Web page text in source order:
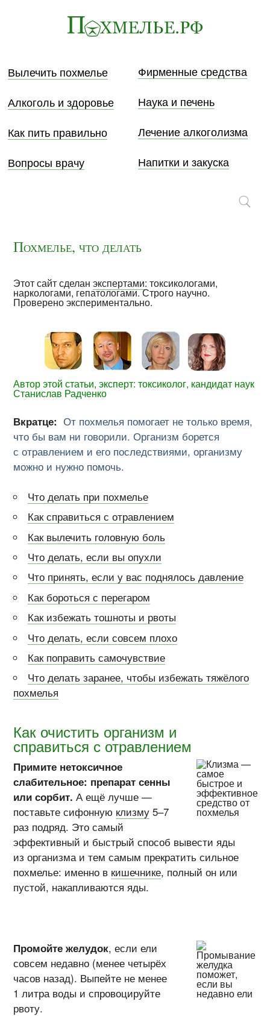
Вылечить похмелье
Фирменные средства
Алкоголь и здоровье
Наука и печень
Как пить правильно
Лечение алкоголизма
Вопросы врачу
Напитки и закуска
Похмелье, что делать
Этот сайт сделанэкспертами: токсикологами,
наркологами, гепатологами. Строго научно.
Проверено экспериментально.
Автор этой статьи, эксперт: токсиколог, кандидат наук
Станислав Радченко
Вкратце: От похмелья помогает не только время,
что бы вам ни говорили. Организм борется
с отравлением и его последствиями, организму
можно и нужно помочь.
Что делать при похмелье
Как справиться с отравлением
Как вылечить головную боль
Что делать, если вы опухли
Что принять, если у вас поднялось давление
Как бороться с перегаром
Как избежать тошноты и рвоты
Что делать, если совсем плохо
Как поправить самочувствие
Что делать заранее, чтобы избежать тяжёлого
похмелья
Как очистить организм и
справиться с отравлением
Примите нетоксичное
слабительное: препарат сенны
или сорбит. А ещё лучше —
поставьте сифонную клизму 5–7
раз подряд. Это самый
эффективный и быстрый способ вывести яды
из организма и тем самым прекратить сильное
похмелье: именно в кишечнике, полный он или
пустой, накапливаются яды.
Промойте желудок, если ели
совсем недавно (менее четырёх
часов назад). Выпейте не менее
1 литра воды и спровоцируйте
рвоту.